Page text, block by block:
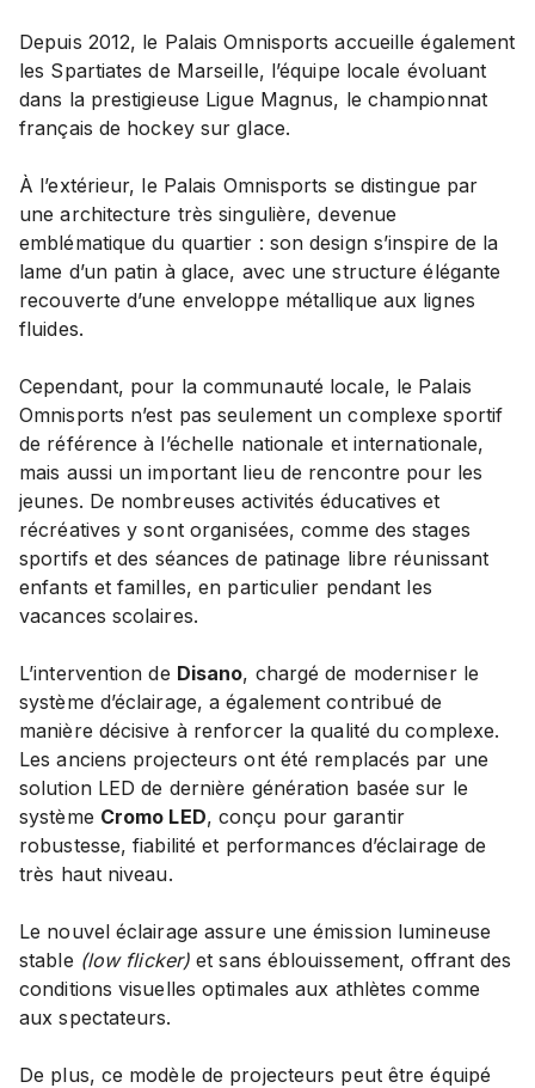
Depuis 2012, le Palais Omnisports accueille également
les Spartiates de Marseille, l’équipe locale évoluant
dans la prestigieuse Ligue Magnus, le championnat
français de hockey sur glace.
À l’extérieur, le Palais Omnisports se distingue par
une architecture très singulière, devenue
emblématique du quartier : son design s’inspire de la
lame d’un patin à glace, avec une structure élégante
recouverte d’une enveloppe métallique aux lignes
fluides.
Cependant, pour la communauté locale, le Palais
Omnisports n’est pas seulement un complexe sportif
de référence à l’échelle nationale et internationale,
mais aussi un important lieu de rencontre pour les
jeunes. De nombreuses activités éducatives et
récréatives y sont organisées, comme des stages
sportifs et des séances de patinage libre réunissant
enfants et familles, en particulier pendant les
vacances scolaires.
L’intervention de Disano, chargé de moderniser le
système d’éclairage, a également contribué de
manière décisive à renforcer la qualité du complexe.
Les anciens projecteurs ont été remplacés par une
solution LED de dernière génération basée sur le
système Cromo LED, conçu pour garantir
robustesse, fiabilité et performances d’éclairage de
très haut niveau.
Le nouvel éclairage assure une émission lumineuse
stable (low flicker) et sans éblouissement, offrant des
conditions visuelles optimales aux athlètes comme
aux spectateurs.
De plus, ce modèle de projecteurs peut être équipé